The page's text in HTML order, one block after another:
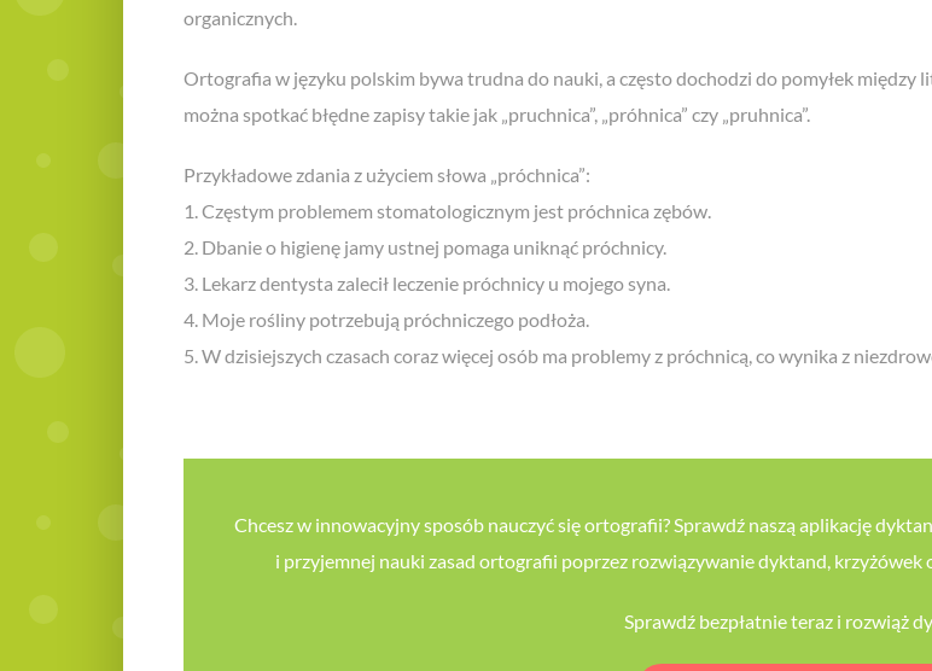
organicznych.
Ortografia w języku polskim bywa trudna do nauki, a często dochodzi do pomyłek między
można spotkać błędne zapisy takie jak „pruchnica”, „próhnica” czy „pruhnica”.
Przykładowe zdania z użyciem słowa „próchnica”:
1. Częstym problemem stomatologicznym jest próchnica zębów.
2. Dbanie o higienę jamy ustnej pomaga uniknąć próchnicy.
3. Lekarz dentysta zalecił leczenie próchnicy u mojego syna.
4. Moje rośliny potrzebują próchniczego podłoża.
5. W dzisiejszych czasach coraz więcej osób ma problemy z próchnicą, co wynika z
Chcesz w innowacyjny sposób nauczyć się ortografii? Sprawdź naszą aplikację
i przyjemnej nauki zasad ortografii poprzez rozwiązywanie dyktand,
Sprawdź bezpłatnie teraz i rozwiąż